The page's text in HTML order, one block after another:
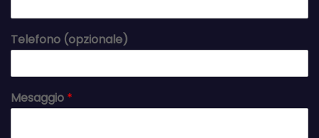
Telefono (opzionale)
Mesaggio *